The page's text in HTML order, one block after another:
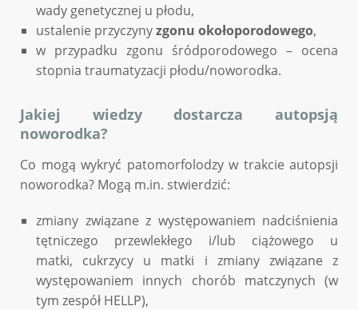
wady genetycznej u płodu,
ustalenie przyczynyzgonu okołoporodowego,
w przypadku zgonu śródporodowego – ocena
stopnia traumatyzacji płodu/noworodka.
Jakiej wiedzy dostarcza autopsją
noworodka?
Co mogą wykryć patomorfolodzy w trakcie autopsji
noworodka? Mogą m.in. stwierdzić:
zmiany związane z występowaniem nadciśnienia
tętniczego przewlekłego i/lub ciążowego u
matki, cukrzycy u matki i zmiany związane z
występowaniem innych chorób matczynych (w
tym zespół HELLP),